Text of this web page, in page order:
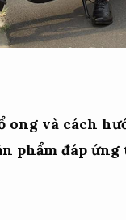
ong và cách
phẩm đáp ứng